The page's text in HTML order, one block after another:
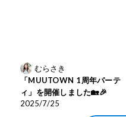
むらさき
「MUUTOWN 1周年パーテ
ィ」を開催しました🏡🎉
2025/7/25